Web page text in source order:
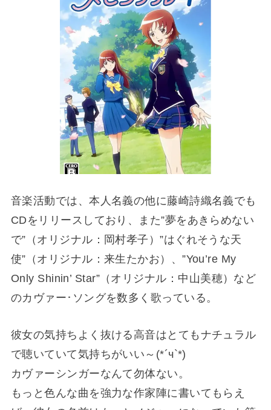
音楽活動では、本人名義の他に藤崎詩織名義でも
CDをリリースしており、また”夢をあきらめない
で”（オリジナル：岡村孝子）”はぐれそうな天
使”（オリジナル：来生たかお）、”You’re My
Only Shinin’ Star”（オリジナル：中山美穂）など
のカヴァー･ソングを数多く歌っている。
彼女の気持ちよく抜ける高音はとてもナチュラル
で聴いていて気持ちがいい～(*´ч`*)
カヴァーシンガーなんて勿体ない。
もっと色んな曲を強力な作家陣に書いてもらえ